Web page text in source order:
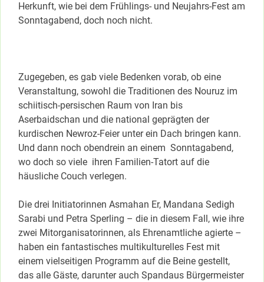
Herkunft, wie bei dem Frühlings- und Neujahrs-Fest am
Sonntagabend, doch noch nicht.
Zugegeben, es gab viele Bedenken vorab, ob eine
Veranstaltung, sowohl die Traditionen des Nouruz im
schiitisch-persischen Raum von Iran bis
Aserbaidschan und die national geprägten der
kurdischen Newroz-Feier unter ein Dach bringen kann.
Und dann noch obendrein an einem Sonntagabend,
wo doch so viele ihren Familien-Tatort auf die
häusliche Couch verlegen.
Die drei Initiatorinnen Asmahan Er, Mandana Sedigh
Sarabi und Petra Sperling – die in diesem Fall, wie ihre
zwei Mitorganisatorinnen, als Ehrenamtliche agierte –
haben ein fantastisches multikulturelles Fest mit
einem vielseitigen Programm auf die Beine gestellt,
das alle Gäste, darunter auch Spandaus Bürgermeister